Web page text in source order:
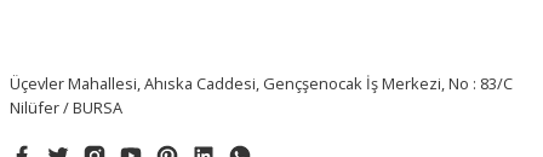
Üçevler Mahallesi, Ahıska Caddesi, Gençşenocak İş Merkezi, No : 83/C
Nilüfer / BURSA